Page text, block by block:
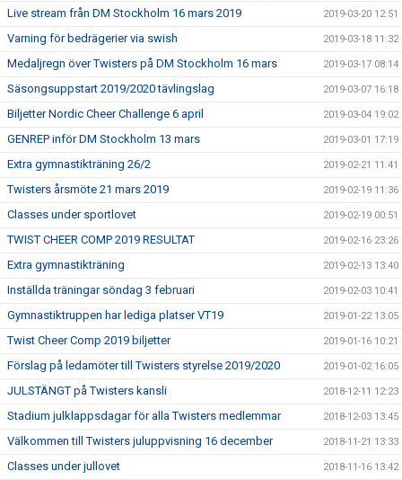
Live stream från DM Stockholm 16 mars 2019 2019-03-20 12:51
Varning för bedrägerier via swish 2019-03-18 11:32
Medaljregn över Twisters på DM Stockholm 16 mars 2019-03-17 08:14
Säsongsuppstart 2019/2020 tävlingslag 2019-03-07 16:18
Biljetter Nordic Cheer Challenge 6 april 2019-03-04 19:02
GENREP inför DM Stockholm 13 mars 2019-03-01 17:19
Extra gymnastikträning 26/2 2019-02-21 11:41
Twisters årsmöte 21 mars 2019 2019-02-19 11:36
Classes under sportlovet 2019-02-19 00:51
TWIST CHEER COMP 2019 RESULTAT 2019-02-16 23:26
Extra gymnastikträning 2019-02-13 13:40
Inställda träningar söndag 3 februari 2019-02-03 10:41
Gymnastiktruppen har lediga platser VT19 2019-01-22 13:05
Twist Cheer Comp 2019 biljetter 2019-01-16 10:21
Förslag på ledamöter till Twisters styrelse 2019/2020 2019-01-02 16:05
JULSTÄNGT på Twisters kansli 2018-12-11 12:23
Stadium julklappsdagar för alla Twisters medlemmar 2018-12-03 13:45
Välkommen till Twisters juluppvisning 16 december 2018-11-21 13:33
Classes under jullovet 2018-11-16 13:42